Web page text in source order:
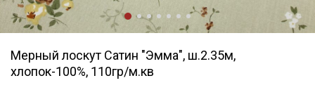
Мерный лоскут Сатин "Эмма", ш.2.35м,
хлопок-100%, 110гр/м.кв